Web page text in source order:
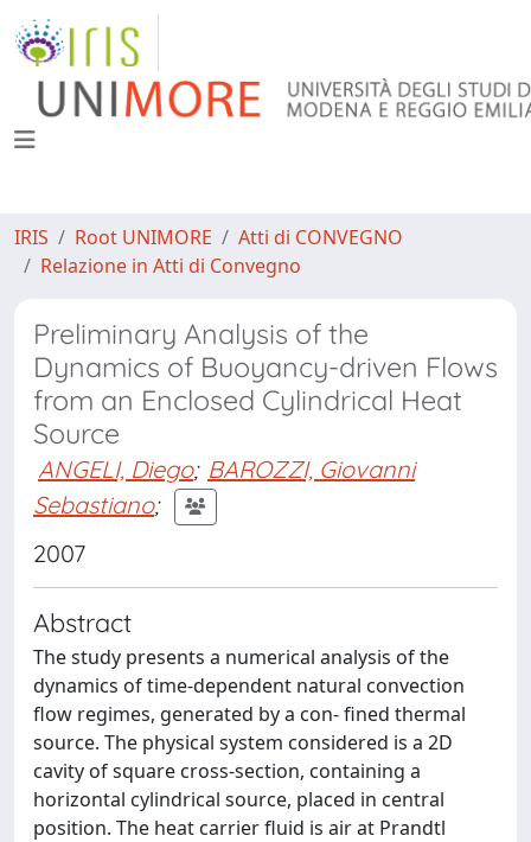
IRIS Root UNIMORE
Atti di CONVEGNO
Relazione in Atti di Convegno
Preliminary Analysis of the
Dynamics of Buoyancy-driven Flows
from an Enclosed Cylindrical Heat
Source
ANGELI, Diego; BAROZZI, Giovanni
Sebastiano;
2007
Abstract
The study presents a numerical analysis of the
dynamics of time-dependent natural convection
flow regimes, generated by a con- fined thermal
source. The physical system considered is a 2D
cavity of square cross-section, containing a
horizontal cylindrical source, placed in central
position. The heat carrier fluid is air at Prandtl